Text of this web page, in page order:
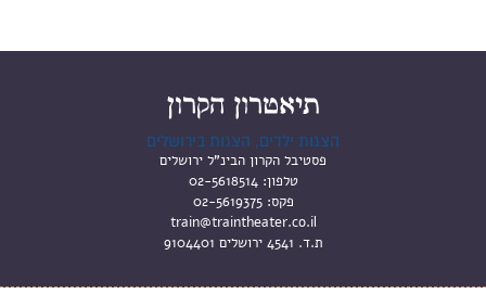
הצגות ילדים, הצגות בירושלים
פסטיבל הקרון הבינ"ל ירושלים
טלפון: 02-5618514
פקס: 02-5619375
train@traintheater.co.il
ת.ד. 4541 ירושלים 9104401